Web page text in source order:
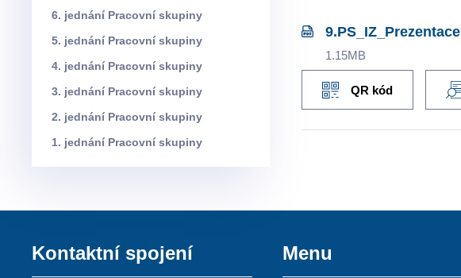
6. jednání Pracovní skupiny
5. jednání Pracovní skupiny
4. jednání Pracovní skupiny
3. jednání Pracovní skupiny
2. jednání Pracovní skupiny
1. jednání Pracovní skupiny
9.PS_IZ_Prezentace
1.15MB
QR kód
Kontaktní spojení Menu